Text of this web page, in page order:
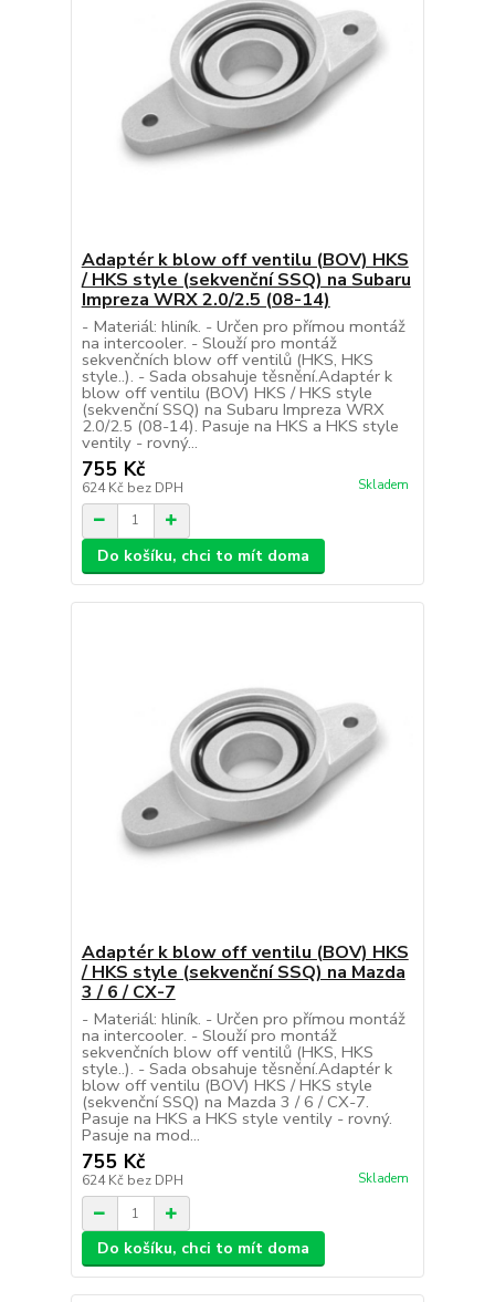
Adaptér k blow off ventilu (BOV) HKS
/ HKS style (sekvenční SSQ) na Subaru
Impreza WRX 2.0/2.5 (08-14)
- Materiál: hliník. - Určen pro přímou montáž
na intercooler. - Slouží pro montáž
sekvenčních blow off ventilů (HKS, HKS
style..). - Sada obsahuje těsnění.Adaptér k
blow off ventilu (BOV) HKS / HKS style
(sekvenční SSQ) na Subaru Impreza WRX
2.0/2.5 (08-14). Pasuje na HKS a HKS style
ventily - rovný...
755 Kč
624 Kč bez DPH Skladem
Do košíku, chci to mít doma
Adaptér k blow off ventilu (BOV) HKS
/ HKS style (sekvenční SSQ) na Mazda
3 / 6 / CX-7
- Materiál: hliník. - Určen pro přímou montáž
na intercooler. - Slouží pro montáž
sekvenčních blow off ventilů (HKS, HKS
style..). - Sada obsahuje těsnění.Adaptér k
blow off ventilu (BOV) HKS / HKS style
(sekvenční SSQ) na Mazda 3 / 6 / CX-7.
Pasuje na HKS a HKS style ventily - rovný.
Pasuje na mod...
755 Kč
624 Kč bez DPH Skladem
Do košíku, chci to mít doma